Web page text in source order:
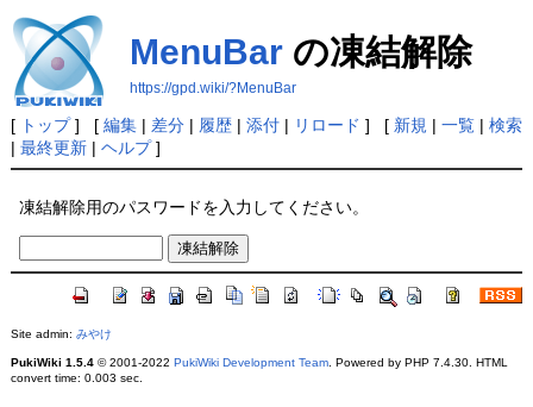
MenuBarの凍結解除
https://gpd.wiki/?MenuBar
[ トップ] [ 編集| 差分| 履歴| 添付| リロード ] [ 新規 | 一覧| 検索
| 最終更新| ヘルプ]
凍結解除用のパスワードを入力してください。
Site admin: みやけ
PukiWiki 1.5.4© 2001-2022 PukiWiki Development Team. Powered by PHP 7.4.30. HTML
convert time: 0.003 sec.